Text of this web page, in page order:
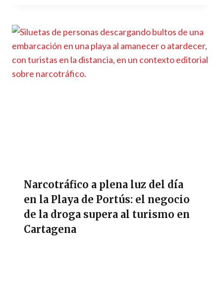
Narcotráfico a plena luz del día
en la Playa de Portús: el negocio
de la droga supera al turismo en
Cartagena